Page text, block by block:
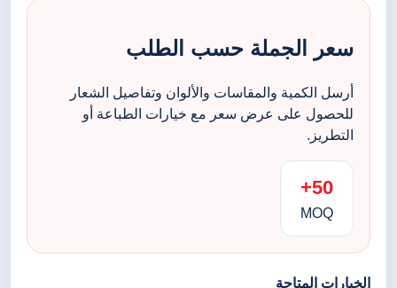
سعر الجملة حسب الطلب
أرسل الكمية والمقاسات والألوان وتفاصيل الشعار
للحصول على عرض سعر مع خيارات الطباعة أو
التطريز.
50+
MOQ
الخيارات المتاحة